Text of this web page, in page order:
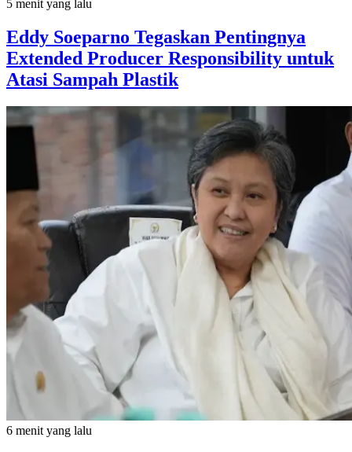
5 menit yang lalu
Eddy Soeparno Tegaskan Pentingnya
Extended Producer Responsibility untuk
Atasi Sampah Plastik
6 menit yang lalu